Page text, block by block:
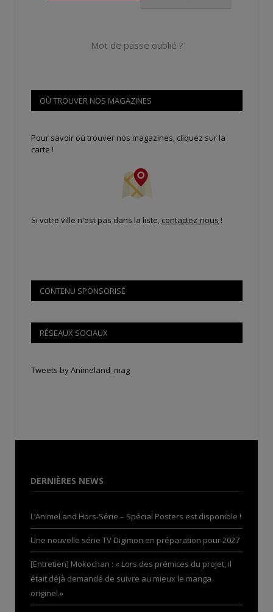
Mot de passe oublié ?
OÙ TROUVER NOS MAGAZINES
Pour savoir où trouver nos magazines, cliquez sur la
carte !
Si votre ville n'est pas dans la liste, contactez-nous !
CONTENU SPONSORISÉ
RÉSEAUX SOCIAUX
Tweets by Animeland_mag
DERNIÈRES NEWS
L’AnimeLand Hors-Série – Spécial Posters est disponible !
Une nouvelle série TV Digimon en préparation pour 2027
[Entretien] Mokochan : « Lors des prémices du projet, il
était déjà demandé de suivre au mieux le manga
originel.»